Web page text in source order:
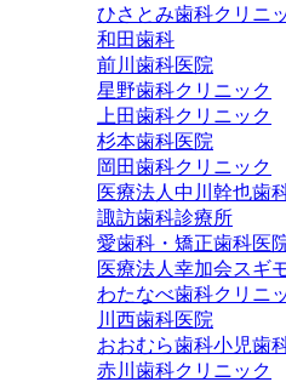
ひさとみ歯科クリニ
和田歯科
前川歯科医院
星野歯科クリニック
上田歯科クリニック
杉本歯科医院
岡田歯科クリニック
医療法人中川幹也歯
諏訪歯科診療所
愛歯科・矯正歯科医
医療法人幸加会スギ
わたなべ歯科クリニ
川西歯科医院
おおむら歯科小児歯
赤川歯科クリニック